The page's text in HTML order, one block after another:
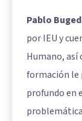
Pablo
por IEU y
Humano, así
formación le
profundo en